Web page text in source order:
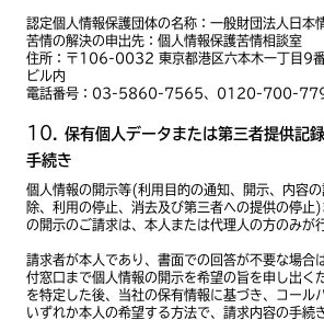
認定個人情報保護団体の名称：一般財団法人日本
苦情の解決の申出先：個人情報保護苦情相談室
住所：〒106-0032 東京都港区六本木一丁目9
ビル内
電話番号：03-5860-7565、0120-700-
保有個人データまたは第三者提供記
手続き
個人情報の開示等(利用目的の通知、開示、内容の
除、利用の停止、消去及び第三者への提供の停止
の開示のご請求は、本人または代理人の方のみが
請求者が本人であり、書面での回答が不要な場合
付窓口まで個人情報の開示を希望の旨を申し出く
を特定した後、当社の保有情報に基づき、コール
いずれか本人の希望する方法で、請求内容の手続